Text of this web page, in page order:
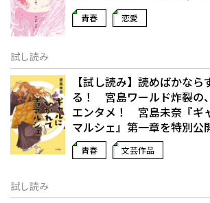
青春 恋愛
試し読み
【試し読み】読めばかな
る！ 宮島ワールド炸裂の
エンタメ！ 宮島未奈『ギ
マルシェ』第一章を特別公
青春 文芸作品
試し読み